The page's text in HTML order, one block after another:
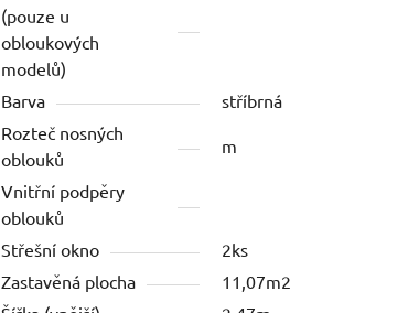
(pouze u
obloukových
modelů)
Barva
stříbrná
Rozteč nosných
oblouků
m
Vnitřní podpěry
oblouků
Střešní okno
2ks
Zastavěná plocha
11,07m2